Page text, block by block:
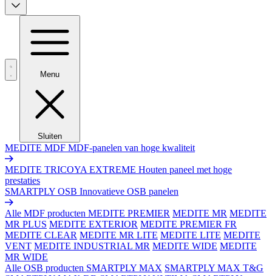
Menu
Sluiten
MEDITE MDF MDF-panelen van hoge kwaliteit
MEDITE TRICOYA EXTREME Houten paneel met hoge
prestaties
SMARTPLY OSB Innovatieve OSB panelen
Alle MDF producten MEDITE PREMIER MEDITE MR MEDITE
MR PLUS MEDITE EXTERIOR MEDITE PREMIER FR
MEDITE CLEAR MEDITE MR LITE MEDITE LITE MEDITE
VENT MEDITE INDUSTRIAL MR MEDITE WIDE MEDITE
MR WIDE
Alle OSB producten SMARTPLY MAX SMARTPLY MAX T&G